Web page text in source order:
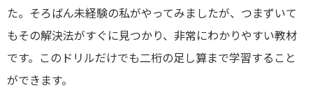
た。そろばん未経験の私がやってみましたが、つまずいて
もその解決法がすぐに見つかり、非常にわかりやすい教材
です。このドリルだけでも二桁の足し算まで学習すること
ができます。